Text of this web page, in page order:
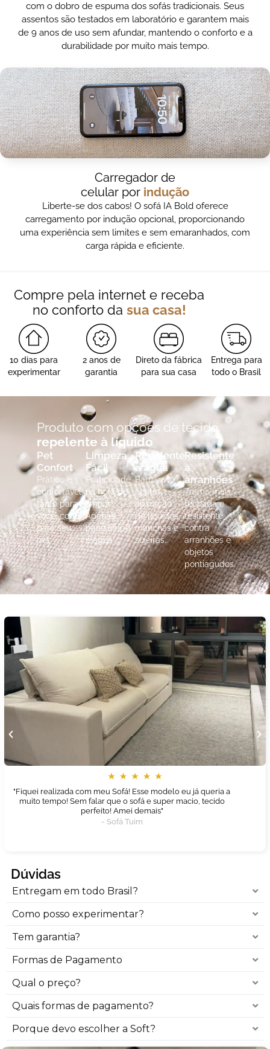
com o dobro de espuma dos sofás tradicionais. Seus
assentos são testados em laboratório e garantem mais
de 9 anos de uso sem afundar, mantendo o conforto e a
durabilidade por muito mais tempo.
Carregador de
celular por indução
Liberte-se dos cabos! O sofá IA Bold oferece
carregamento por indução opcional, proporcionando
uma experiência sem limites e sem emaranhados, com
carga rápida e eficiente.
Compre pela internet e receba
no conforto da sua casa!
10 dias para
experimentar
2 anos de
garantia
Direto da fábrica
para sua casa
Entrega para
todo o Brasil
Produto com opções de tecido
repelente à líquido
Pet
Confort
Prático e
confortável,
tanto para
você, como
para seu
pet.
Limpeza
Fácil
Praticidade
na hora de
limpar!
Apenas
pano limpo
e água.
Repelente
a água
Barreira
contra
absorção
de líquidos,
manchas e
sujeiras.
Resistente
a
arranhões
Trama mais
fechada e
resistente
contra
arranhões e
objetos
pontiagudos.
"Fiquei realizada com meu Sofá! Esse modelo eu já queria a
muito tempo! Sem falar que o sofá e super macio, tecido
perfeito! Amei demais"
- Sofá Tuim
Dúvidas
Entregam em todo Brasil?
Como posso experimentar?
Tem garantia?
Formas de Pagamento
Qual o preço?
Quais formas de pagamento?
Porque devo escolher a Soft?